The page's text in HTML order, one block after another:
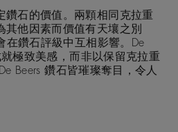
鑽石的價值。兩顆相同克拉重
其他因素而價值有天壤之別
鑽石評級中互相影響。De
極致美感，而非以保留克拉重
Beers 鑽石皆璀璨奪目，令人